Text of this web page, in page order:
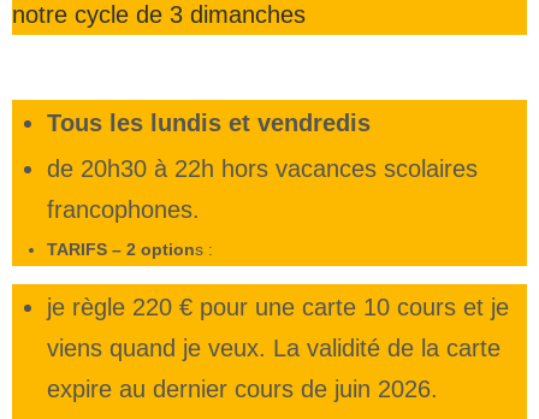
notre cycle de 3 dimanches
Tous les lundis et vendredis
de 20h30 à 22h hors vacances scolaires
francophones.
TARIFS – 2 options :
je règle 220 € pour une carte 10 cours et je
viens quand je veux. La validité de la carte
expire au dernier cours de juin 2026.